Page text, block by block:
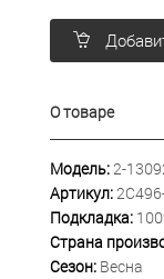
О товаре
Модель:2-
Артикул:
Подкладка:
Страна
Сезон: Весна